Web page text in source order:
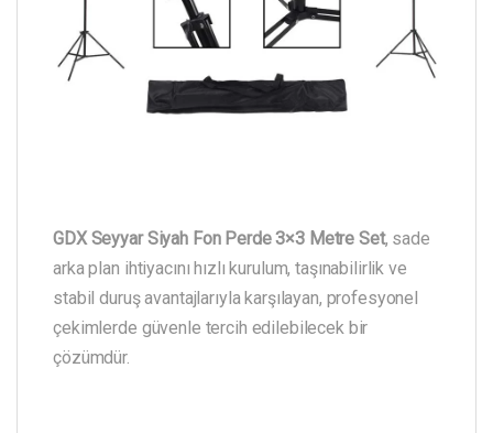
GDX Seyyar Siyah Fon Perde 3×3 Metre Set, sade
arka plan ihtiyacını hızlı kurulum, taşınabilirlik ve
stabil duruş avantajlarıyla karşılayan, profesyonel
çekimlerde güvenle tercih edilebilecek bir
çözümdür.